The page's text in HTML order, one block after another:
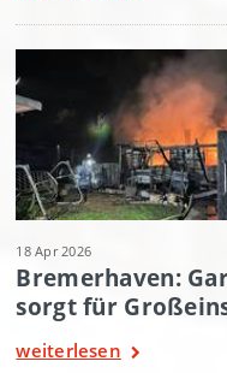
18 Apr 2026
Bremerhaven:
sorgt für
weiterlesen